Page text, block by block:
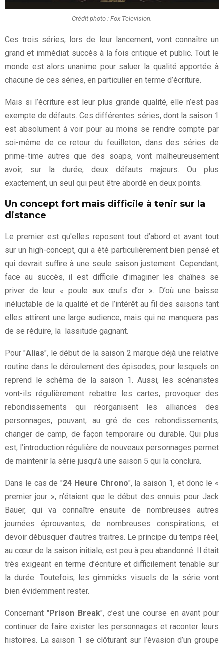
Crédit photo : Fox Television.
Ces trois séries, lors de leur lancement, vont connaître un
grand et immédiat succès à la fois critique et public. Tout le
monde est alors unanime pour saluer la qualité apportée à
chacune de ces séries, en particulier en terme d’écriture.
Mais si l’écriture est leur plus grande qualité, elle n’est pas
exempte de défauts. Ces différentes séries, dont la saison 1
est absolument à voir pour au moins se rendre compte par
soi-même de ce retour du feuilleton, dans des séries de
prime-time autres que des soaps, vont malheureusement
avoir, sur la durée, deux défauts majeurs. Ou plus
exactement, un seul qui peut être abordé en deux points.
Un concept fort mais difficile à tenir sur la
distance
Le premier est qu'elles reposent tout d’abord et avant tout
sur un high-concept, qui a été particulièrement bien pensé et
qui devrait suffire à une seule saison justement. Cependant,
face au succès, il est difficile d’imaginer les chaînes se
priver de leur « poule aux œufs d’or ». D’où une baisse
inéluctable de la qualité et de l’intérêt au fil des saisons tant
elles attirent une large audience, mais qui ne manquera pas
de se réduire, la lassitude gagnant.
Pour "Alias", le début de la saison 2 marque déjà une relative
routine dans le déroulement des épisodes, pour lesquels on
reprend le schéma de la saison 1. Aussi, les scénaristes
vont-ils régulièrement rebattre les cartes, provoquer des
rebondissements qui réorganisent les alliances des
personnages, pouvant, au gré de ces rebondissements,
changer de camp, de façon temporaire ou durable. Qui plus
est, l’introduction régulière de nouveaux personnages permet
de maintenir la série jusqu’à une saison 5 qui la conclura.
Dans le cas de "24 Heure Chrono", la saison 1, et donc le «
premier jour », n’étaient que le début des ennuis pour Jack
Bauer, qui va connaître ensuite de nombreuses autres
journées éprouvantes, de nombreuses conspirations, et
devoir débusquer d’autres traitres. Le principe du temps réel,
au cœur de la saison initiale, est peu à peu abandonné. Il était
très exigeant en terme d’écriture et difficilement tenable sur
la durée. Toutefois, les gimmicks visuels de la série vont
bien évidemment rester.
Concernant " Prison Break", c’est une course en avant pour
continuer de faire exister les personnages et raconter leurs
histoires. La saison 1 se clôturant sur l’évasion d’un groupe